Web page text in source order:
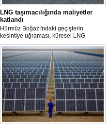
LNG taşımacılığında maliyetler
katlandı
Hürmüz Boğazı'ndaki geçişlerin
kesintiye uğraması, küresel LNG
arzında aksamalara yol açarken sefer
sürelerini uzattı ve gemi kiralama ile
deniz yakıtı maliyetlerini 2022 enerji
krizinden bu yana en yüksek seviyelere
çıkardı.